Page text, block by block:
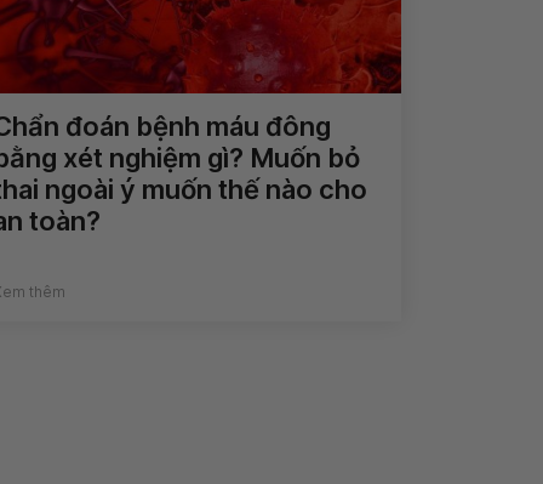
đoán bệnh máu đông
xét nghiệm gì? Muốn bỏ
ngoài ý muốn thế nào cho
toàn?
thêm